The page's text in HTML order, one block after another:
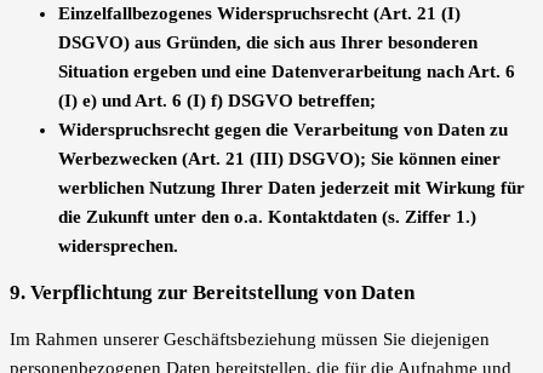
Einzelfallbezogenes Widerspruchsrecht (Art. 21 (I)
DSGVO) aus Gründen, die sich aus Ihrer besonderen
Situation ergeben und eine Datenverarbeitung nach Art. 6
(I) e) und Art. 6 (I) f) DSGVO betreffen;
Widerspruchsrecht gegen die Verarbeitung von Daten zu
Werbezwecken (Art. 21 (III) DSGVO); Sie können einer
werblichen Nutzung Ihrer Daten jederzeit mit Wirkung für
die Zukunft unter den o.a. Kontaktdaten (s. Ziffer 1.)
widersprechen.
9. Verpflichtung zur Bereitstellung von Daten
Im Rahmen unserer Geschäftsbeziehung müssen Sie diejenigen
personenbezogenen Daten bereitstellen, die für die Aufnahme und